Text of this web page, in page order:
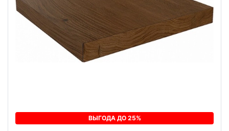
ВЫГОДА ДО 25%